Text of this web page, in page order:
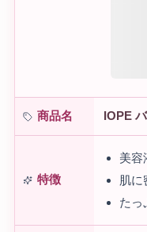
商品名 IOPE
特徴
美容
肌に
たっ